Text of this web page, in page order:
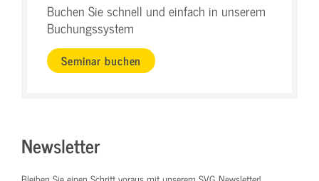
Buchen Sie schnell und einfach in unserem
Buchungssystem
Seminar buchen
Newsletter